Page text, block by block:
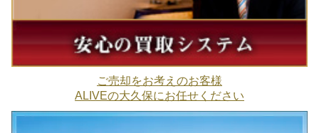
ご売却をお考えのお客様
ALIVEの大久保にお任せください